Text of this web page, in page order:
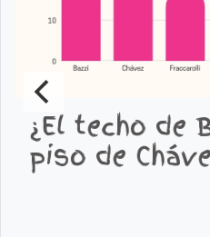
¿El techo de
piso de